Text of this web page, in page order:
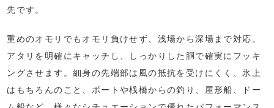
先です。
重めのオモリでもオモリ負けせず、浅場から深場まで対応。
アタリを明確にキャッチし、しっかりした胴で確実にフッキ
ングさせます。細身の先端部は風の抵抗を受けにくく、氷上
はもちろんのこと、ボートや桟橋からの釣り、屋形船、ドー